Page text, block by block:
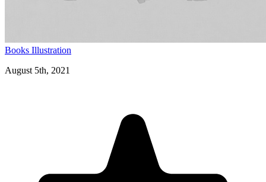
Books Illustration
August 5th, 2021